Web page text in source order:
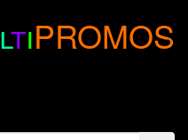
ltiPROMOS